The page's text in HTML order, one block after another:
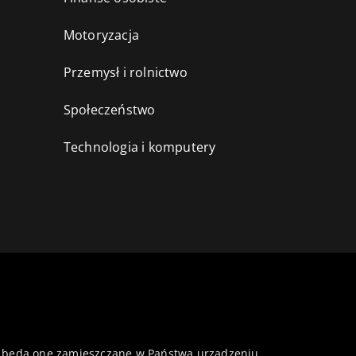
Motoryzacja
Przemysł i rolnictwo
Społeczeństwo
Technologia i komputery